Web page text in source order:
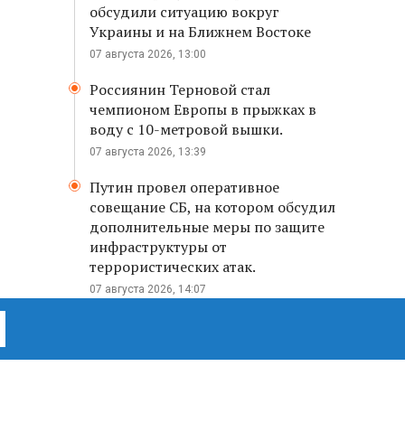
обсудили ситуацию вокруг
Украины и на Ближнем Востоке
07 августа 2026, 13:00
Россиянин Терновой стал
чемпионом Европы в прыжках в
воду с 10-метровой вышки.
07 августа 2026, 13:39
Путин провел оперативное
совещание СБ, на котором обсудил
дополнительные меры по защите
инфраструктуры от
террористических атак.
07 августа 2026, 14:07